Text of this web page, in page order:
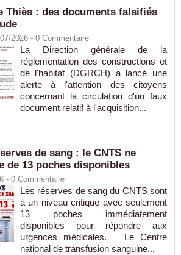
Thiès : des documents falsifiés
2026 - 0 Commentaire
La Direction générale de la
réglementation des constructions et
de l'habitat (DGRCH) a lancé une
alerte à l'attention des citoyens
concernant la circulation d'un faux
document relatif à l'acquisition...
de sang : le CNTS ne
de 13 poches disponibles
- 0 Commentaire
Les réserves de sang du CNTS sont
à un niveau critique avec seulement
13 poches immédiatement
disponibles pour répondre aux
urgences médicales. Le Centre
national de transfusion sanguine...